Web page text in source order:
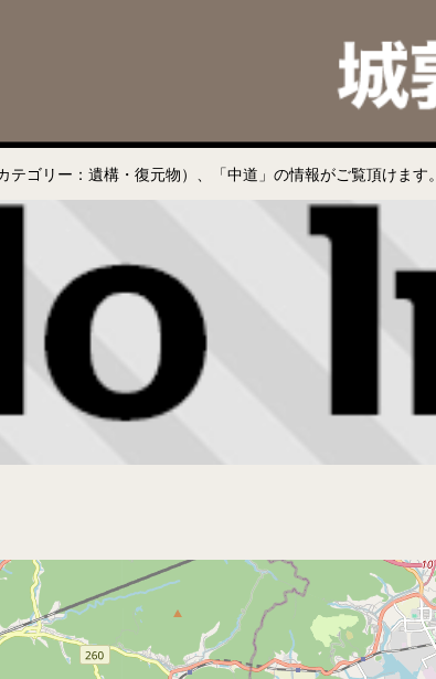
テゴリー：遺構・復元物）、「中道」の情報がご覧頂けます。